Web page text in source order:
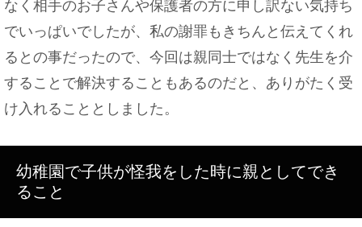
なく相手のお子さんや保護者の方に申し訳ない気持ち
でいっぱいでしたが、私の謝罪もきちんと伝えてくれ
るとの事だったので、今回は親同士ではなく先生を介
することで解決することもあるのだと、ありがたく受
け入れることとしました。
幼稚園で子供が怪我をした時に親としてでき
ること